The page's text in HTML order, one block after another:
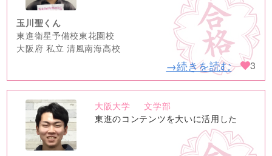
玉川聖くん
東進衛星予備校東花園校
大阪府 私立 清風南海高校
→続きを読む 3
no
image
大阪大学
文学部
東進のコンテンツを大いに活用した